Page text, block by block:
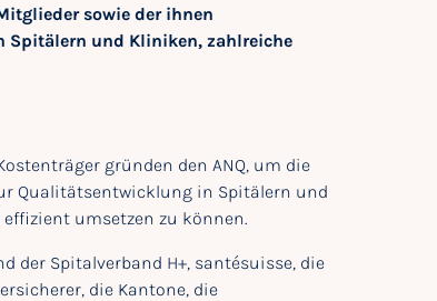
sowie der ihnen
Spitälern und Kliniken, zahlreiche
gründen den ANQ, um die
Qualitätsentwicklung in Spitälern und
umsetzen zu können.
der Spitalverband H+, santésuisse, die
die Kantone, die